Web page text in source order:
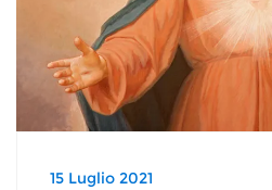
15 Luglio 2021